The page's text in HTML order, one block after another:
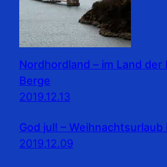
Nordhordland – im Land der
Berge
2019.12.13
God jul! –
2019.12.09